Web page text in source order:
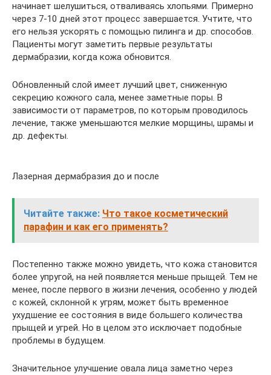
начинает шелушиться, отваливаясь хлопьями. Примерно
через 7-10 дней этот процесс завершается. Учтите, что
его нельзя ускорять с помощью пилинга и др. способов.
Пациенты могут заметить первые результаты
дермабразии, когда кожа обновится.
Обновленный слой имеет лучший цвет, сниженную
секрецию кожного сала, менее заметные поры. В
зависимости от параметров, по которым проводилось
лечение, также уменьшаются мелкие морщины, шрамы и
др. дефекты.
Лазерная дермабразия до и после
Читайте также: Что такое косметический
парафин и как его применять?
Постепенно также можно увидеть, что кожа становится
более упругой, на ней появляется меньше прыщей. Тем не
менее, после первого в жизни лечения, особенно у людей
с кожей, склонной к угрям, может быть временное
ухудшение ее состояния в виде большего количества
прыщей и угрей. Но в целом это исключает подобные
проблемы в будущем.
Значительное улучшение овала лица заметно через